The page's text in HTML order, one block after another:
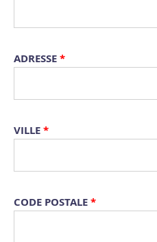
ADRESSE*
VILLE*
CODE POSTALE*